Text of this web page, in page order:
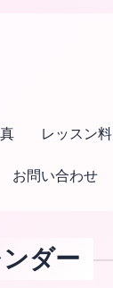
レッスン料
お問い合わせ
ダー